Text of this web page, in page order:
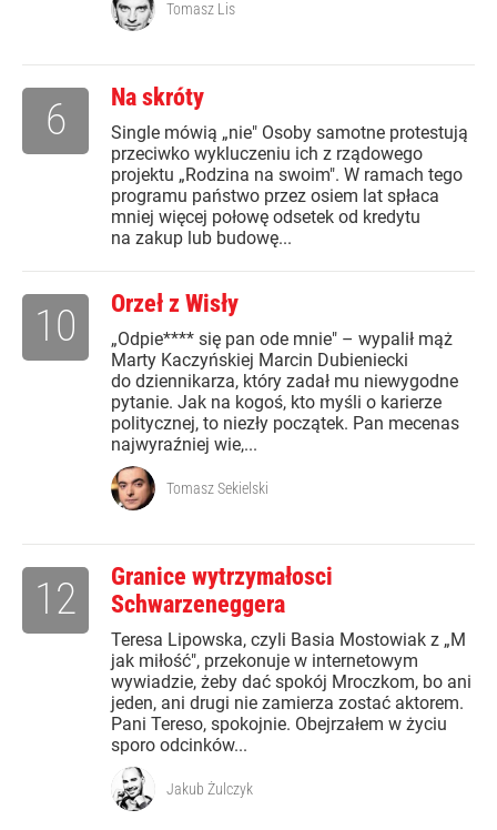
Tomasz Lis
Na skróty
Single mówią „nie" Osoby samotne protestują
przeciwko wykluczeniu ich z rządowego
projektu „Rodzina na swoim". W ramach tego
programu państwo przez osiem lat spłaca
mniej więcej połowę odsetek od kredytu
na zakup lub budowę...
6
Orzeł z Wisły
„Odpie**** się pan ode mnie" – wypalił mąż
Marty Kaczyńskiej Marcin Dubieniecki
do dziennikarza, który zadał mu niewygodne
pytanie. Jak na kogoś, kto myśli o karierze
politycznej, to niezły początek. Pan mecenas
najwyraźniej wie,...
10
Tomasz Sekielski
Granice wytrzymałosci
Schwarzeneggera
Teresa Lipowska, czyli Basia Mostowiak z „M
jak miłość", przekonuje w internetowym
wywiadzie, żeby dać spokój Mroczkom, bo ani
jeden, ani drugi nie zamierza zostać aktorem.
Pani Tereso, spokojnie. Obejrzałem w życiu
sporo odcinków...
12
Jakub Żulczyk